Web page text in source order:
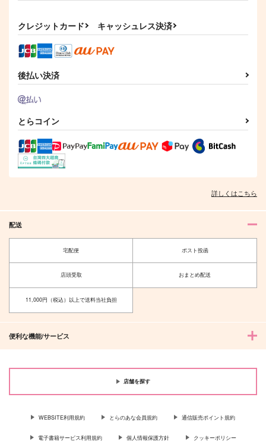
クレジットカード キャッシュレス決済
後払い決済
とらコイン
詳しくはこちら
配送
宅配便 ポスト投函
店頭受取 おまとめ配送
11,000円（税込）以上で送料当社負担
便利な機能/サービス
店舗を探す
WEBSITE利用規約 とらのあな会員規約 通信販売ポイント規約
電子書籍サービス利用規約 個人情報保護方針 クッキーポリシー